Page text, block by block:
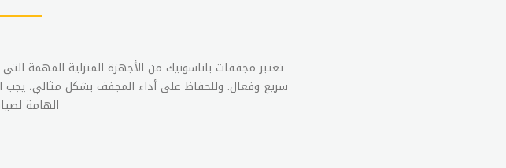
تعتبر مجففات باناسونيك من الأجهزة المنزلية
سريع وفعال. وللحفاظ على أداء المجفف بشكل مثالي، يجب
الهامة